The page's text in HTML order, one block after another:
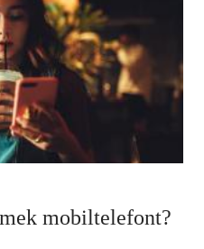
mobiltelefont?